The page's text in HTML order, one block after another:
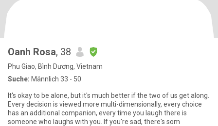
Oanh Rosa, 38
Phu Giao, Bình Dương, Vietnam
Suche: Männlich 33 - 50
It's okay to be alone, but it's much better if the two of us get along.
Every decision is viewed more multi-dimensionally, every choice
has an additional companion, every time you laugh there is
someone who laughs with you. If you're sad, there's som